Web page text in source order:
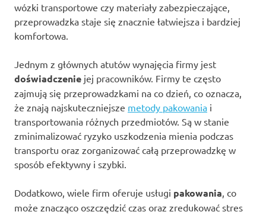
wózki transportowe czy materiały zabezpieczające,
przeprowadzka staje się znacznie łatwiejsza i bardziej
komfortowa.
Jednym z głównych atutów wynajęcia firmy jest
doświadczenie jej pracowników. Firmy te często
zajmują się przeprowadzkami na co dzień, co oznacza,
że znają najskuteczniejsze metody pakowania i
transportowania różnych przedmiotów. Są w stanie
zminimalizować ryzyko uszkodzenia mienia podczas
transportu oraz zorganizować całą przeprowadzkę w
sposób efektywny i szybki.
Dodatkowo, wiele firm oferuje usługi pakowania, co
może znacząco oszczędzić czas oraz zredukować stres